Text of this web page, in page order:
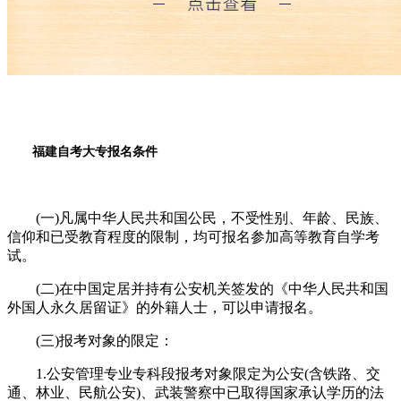
福建自考大专报名条件
(一)凡属中华人民共和国公民，不受性别、年龄、民族、
信仰和已受教育程度的限制，均可报名参加高等教育自学考
试。
(二)在中国定居并持有公安机关签发的《中华人民共和国
外国人永久居留证》的外籍人士，可以申请报名。
(三)报考对象的限定：
1.公安管理专业专科段报考对象限定为公安(含铁路、交
通、林业、民航公安)、武装警察中已取得国家承认学历的法